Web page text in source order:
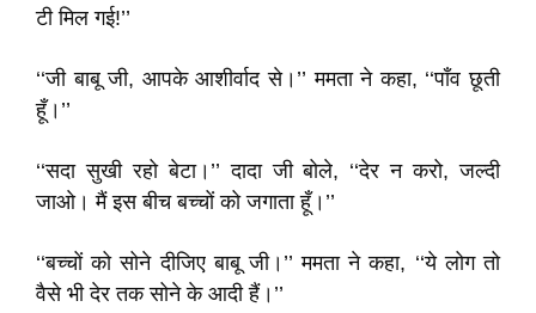
टी मिल गई!’’
‘‘जी बाबू जी, आपके आशीर्वाद से।’’ ममता ने कहा, ‘‘पाँव छूती
हूँ।’’
‘‘सदा सुखी रहो बेटा।’’ दादा जी बोले, ‘‘देर न करो, जल्दी
जाओ। मैं इस बीच बच्चों को जगाता हूँ।’’
‘‘बच्चों को सोने दीजिए बाबू जी।’’ ममता ने कहा, ‘‘ये लोग तो
वैसे भी देर तक सोने के आदी हैं।’’